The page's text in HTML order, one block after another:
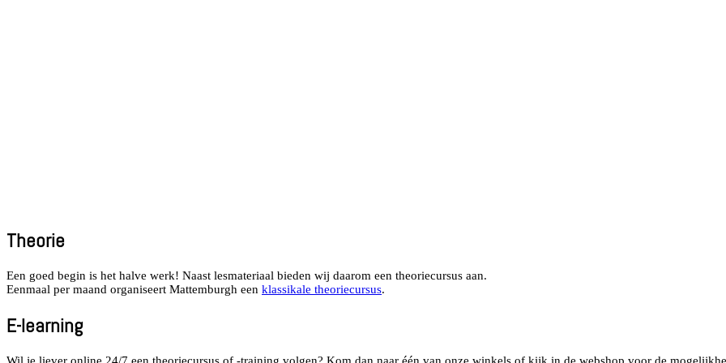
Theorie
Een goed begin is het halve werk! Naast lesmateriaal bieden wij daarom een theoriecursus aan.
Eenmaal per maand organiseert Mattemburgh een klassikale theoriecursus.
E-learning
Wil je liever online 24/7 een theoriecursus of -training volgen? Kom dan naar één van onze winkels of kijk in de webshop voor de